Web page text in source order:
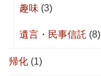
趣味 (3)
遺言・民事信託 (8)
帰化 (1)